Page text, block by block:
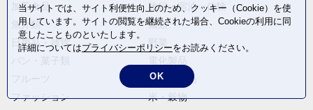
加工食品
旅行・宿泊・体験
魚介類
麺類
日用品・雑貨
野菜
卵・乳製品
ファッション
米・穀物
当サイトでは、サイト利便性向上のため、クッキー（Cookie）を使
用しています。サイトの閲覧を継続された場合、Cookieの利用に同
意したことものといたします。
詳細についてはプライバシーポリシーをお読みください。
OK